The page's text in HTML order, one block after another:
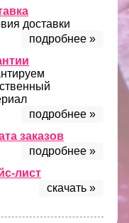
доставки
подробнее »
подробнее »
заказов
подробнее »
лист
скачать »